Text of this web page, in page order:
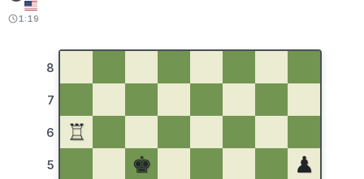
1:19
8
7
6
5
♖
♚
♟